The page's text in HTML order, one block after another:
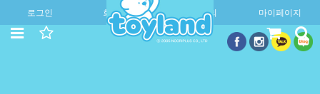
로그인 회원가입 주문조회 마이페이지